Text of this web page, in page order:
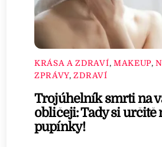
KRÁSA A ZDRAVÍ, MAKEUP,
ZPRÁVY,ZDRAVÍ
Trojúhelník smrti na
obličeji: Tady si určitě
pupínky!